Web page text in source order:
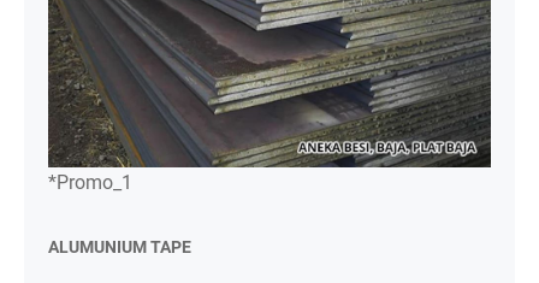
*Promo_1
ALUMUNIUM TAPE